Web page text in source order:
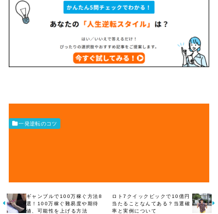
一発逆転のコツ
ギャンブルで100万稼ぐ方法8
選！100万稼ぐ難易度や期待
値、可能性を上げる方法
ロト7クイックピックで10億円
当たることなんてある？当選確
率と実例について